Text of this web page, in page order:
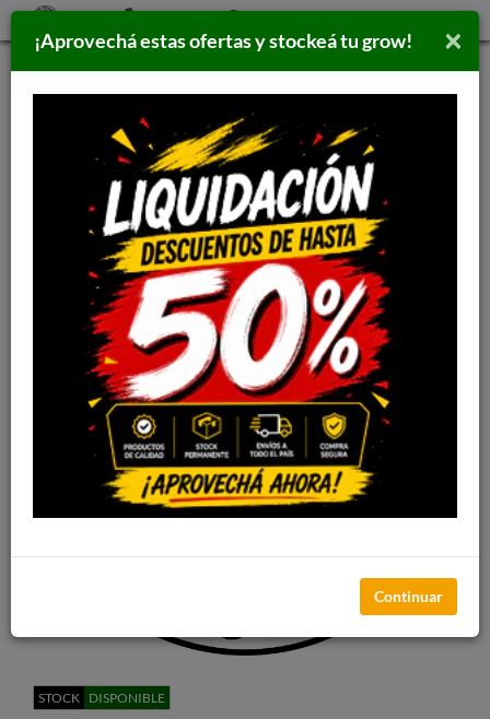
KAWSAY POWER FINISH 1L
STOCK DISPONIBLE
×
¡Aprovechá estas ofertas y stockeá tu grow!
Continuar